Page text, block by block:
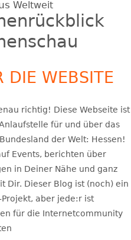
Weltweit
DIE WEBSITE
richtig! Diese Webseite ist
für und über das
der Welt: Hessen!
Events, berichten über
in Deiner Nähe und ganz
Dir. Dieser Blog ist (noch) ein
Projekt, aber jede:r ist
für die Internetcommunity